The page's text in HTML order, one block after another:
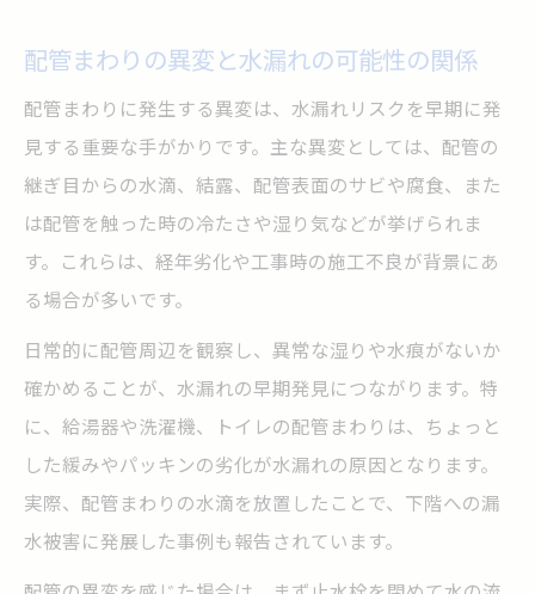
配管まわりの異変と水漏れの可能性の関係
配管まわりに発生する異変は、水漏れリスクを早期に発
見する重要な手がかりです。主な異変としては、配管の
継ぎ目からの水滴、結露、配管表面のサビや腐食、また
は配管を触った時の冷たさや湿り気などが挙げられま
す。これらは、経年劣化や工事時の施工不良が背景にあ
る場合が多いです。
日常的に配管周辺を観察し、異常な湿りや水痕がないか
確かめることが、水漏れの早期発見につながります。特
に、給湯器や洗濯機、トイレの配管まわりは、ちょっと
した緩みやパッキンの劣化が水漏れの原因となります。
実際、配管まわりの水滴を放置したことで、下階への漏
水被害に発展した事例も報告されています。